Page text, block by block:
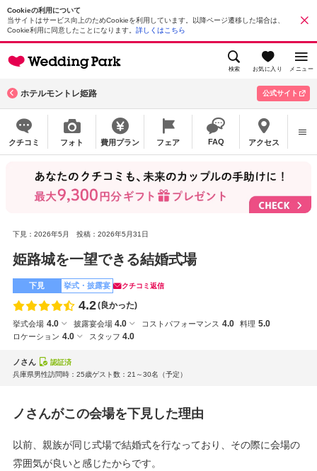
Cookieの利用について
当サイトはサービス向上のためCookieを利用しています。以降ページ遷移した場合は、
Cookie利用に同意したことになります。 詳しくはこちら
検索 お気に入り メニュー
ホテルモントレ姫路 公式サイト
クチコミ フォト 費用プラン フェア FAQ アクセス
下見：2026年5月 投稿：2026年5月31日
姫路城を一望できる結婚式場
下見 挙式・披露宴 クチコミ返信
4.2(良かった)
挙式会場 4.0 披露宴会場 4.0 コストパフォーマンス 4.0 料理 5.0
ロケーション 4.0 スタッフ 4.0
ノさん
認証済
兵庫県男性訪問時：25歳ゲスト数：21～30名 （予定）
ノさんがこの会場を下見した理由
以前、親族が同じ式場で結婚式を行なっており、その際に会場の
雰囲気が良いと感じたからです。